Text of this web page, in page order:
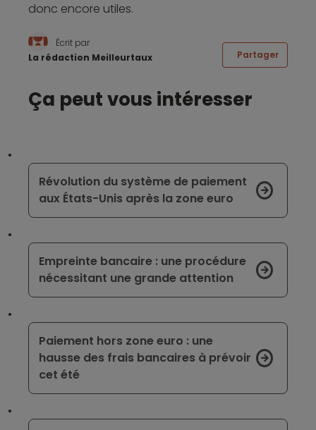
donc encore utiles.
Écrit par
La rédaction Meilleurtaux
Partager
Ça peut vous intéresser
Révolution du système de paiement
aux États-Unis après la zone euro
Empreinte bancaire : une procédure
nécessitant une grande attention
Paiement hors zone euro : une
hausse des frais bancaires à prévoir
cet été